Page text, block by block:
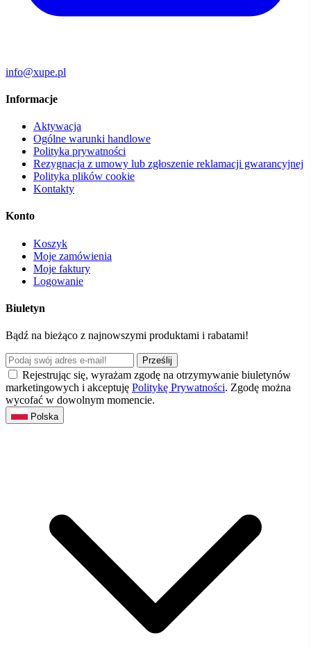
info@xupe.pl
Informacje
Aktywacja
Ogólne warunki handlowe
Polityka prywatności
Rezygnacja z umowy lub zgłoszenie reklamacji gwarancyjnej
Polityka plików cookie
Kontakty
Konto
Koszyk
Moje zamówienia
Moje faktury
Logowanie
Biuletyn
Bądź na bieżąco z najnowszymi produktami i rabatami!
Prześlij
Rejestrując się, wyrażam zgodę na otrzymywanie biuletynów
marketingowych i akceptuję Politykę Prywatności. Zgodę można
wycofać w dowolnym momencie.
Polska